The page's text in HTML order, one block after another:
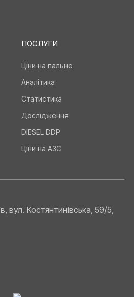
ПОСЛУГИ
Ціни на пальне
Аналітика
Статистика
Дослідження
DIESEL DDP
Ціни на АЗС
вул. Костянтинівська, 59/5,